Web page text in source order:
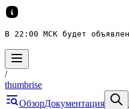
В 22:00 МСК будет
/
thumbrise
ОбзорДокументация